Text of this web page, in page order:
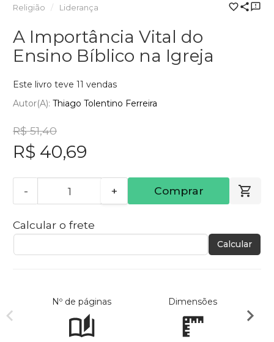
Religião Liderança
A Importância Vital do
Ensino Bíblico na Igreja
Este livro teve 11 vendas
Autor(a): Thiago Tolentino Ferreira
R$ 51,40
R$ 40,69
- + Comprar
Calcular o frete
Calcular
Nº de páginas Dimensões